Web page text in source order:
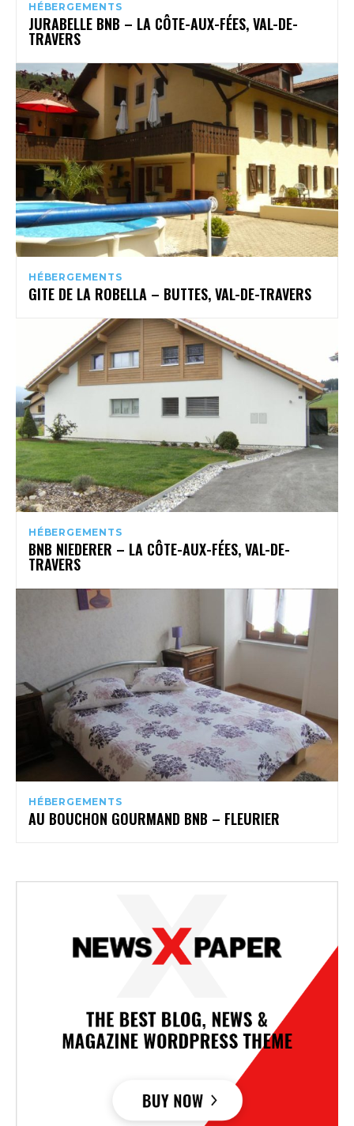
HÉBERGEMENTS
JURABELLE BNB – LA CÔTE-AUX-FÉES, VAL-DE-
TRAVERS
HÉBERGEMENTS
GITE DE LA ROBELLA – BUTTES, VAL-DE-TRAVERS
HÉBERGEMENTS
BNB NIEDERER – LA CÔTE-AUX-FÉES, VAL-DE-
TRAVERS
HÉBERGEMENTS
AU BOUCHON GOURMAND BNB – FLEURIER